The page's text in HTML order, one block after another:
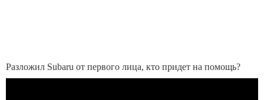
Разложил Subaru от первого лица, кто придет на помощь?